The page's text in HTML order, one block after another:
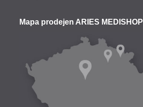
Mapa prodejen ARIES MEDISHOP